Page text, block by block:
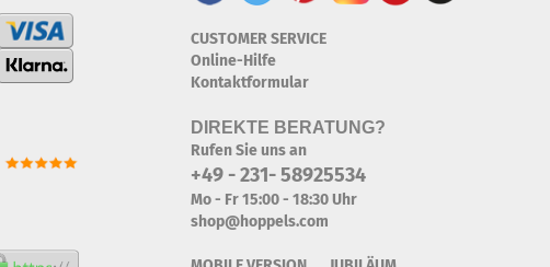
CUSTOMER SERVICE
Online-Hilfe
Kontaktformular
DIREKTE BERATUNG?
Rufen Sie uns an
+49 - 231- 58925534
Mo - Fr 15:00 - 18:30 Uhr
shop@hoppels.com